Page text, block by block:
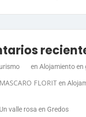
en Alojamiento en
FLORIT en
Un valle rosa en Gredos